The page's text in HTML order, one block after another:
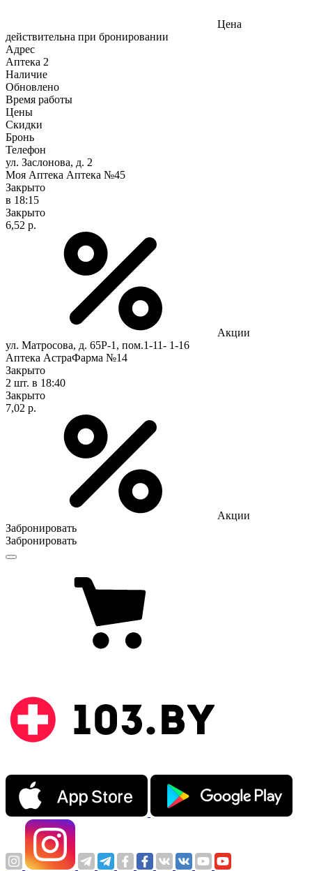
Цена
действительна при бронировании
Адрес
Аптека 2
Наличие
Обновлено
Время работы
Цены
Скидки
Бронь
Телефон
ул. Заслонова, д. 2
Моя Аптека Аптека №45
Закрыто
в 18:15
Закрыто
6,52 р.
Акции
ул. Матросова, д. 65Р-1, пом.1-11- 1-16
Аптека АстраФарма №14
Закрыто
2 шт. в 18:40
Закрыто
7,02 р.
Акции
Забронировать
Забронировать